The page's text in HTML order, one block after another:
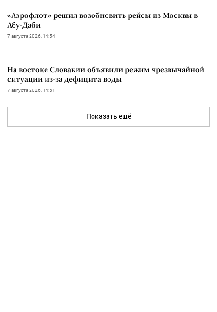
«Аэрофлот» решил возобновить рейсы из Москвы в
Абу-Даби
7 августа 2026, 14:54
На востоке Словакии объявили режим чрезвычайной
ситуации из-за дефицита воды
7 августа 2026, 14:51
Показать ещё